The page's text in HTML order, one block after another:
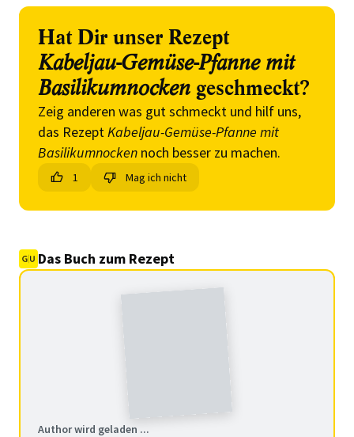
Hat Dir unser Rezept
Kabeljau-Gemüse-Pfanne mit
Basilikumnocken geschmeckt?
Zeig anderen was gut schmeckt und hilf uns,
das RezeptKabeljau-Gemüse-Pfanne mit
Basilikumnocken noch besser zu machen.
1 Mag ich nicht
Das Buch zum Rezept
Author wird geladen ...